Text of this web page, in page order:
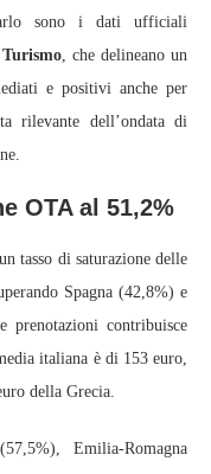
sono i dati ufficiali
, che delineano un
e positivi anche per
rilevante dell’ondata di
OTA al 51,2%
tasso di saturazione delle
Spagna (42,8%) e
contribuisce
italiana è di 153 euro,
della Grecia.
Emilia-Romagna